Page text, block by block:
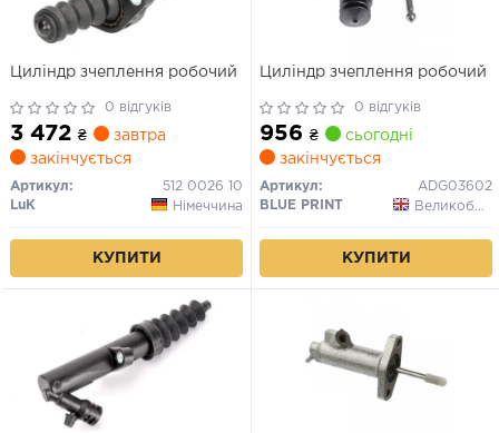
Циліндр зчеплення робочий
0 відгуків
3 472 ₴
завтра
закінчується
Артикул:
512 0026 10
LuK
Німеччина
КУПИТИ
Циліндр зчеплення робочий
0 відгуків
956 ₴
сьогодні
закінчується
Артикул:
ADG03602
BLUE PRINT
Великобританія
КУПИТИ